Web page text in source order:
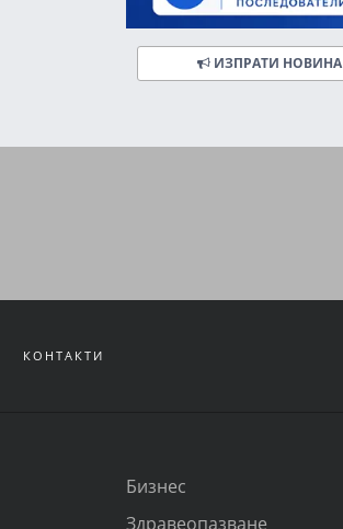
ИЗПРАТИ НОВИНА
КОНТАКТИ
Бизнес
Здравеопазване